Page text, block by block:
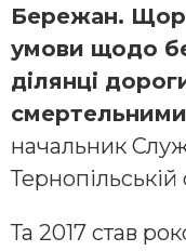
Бережан.
умови щодо
ділянці
начальник
Та 2017 став